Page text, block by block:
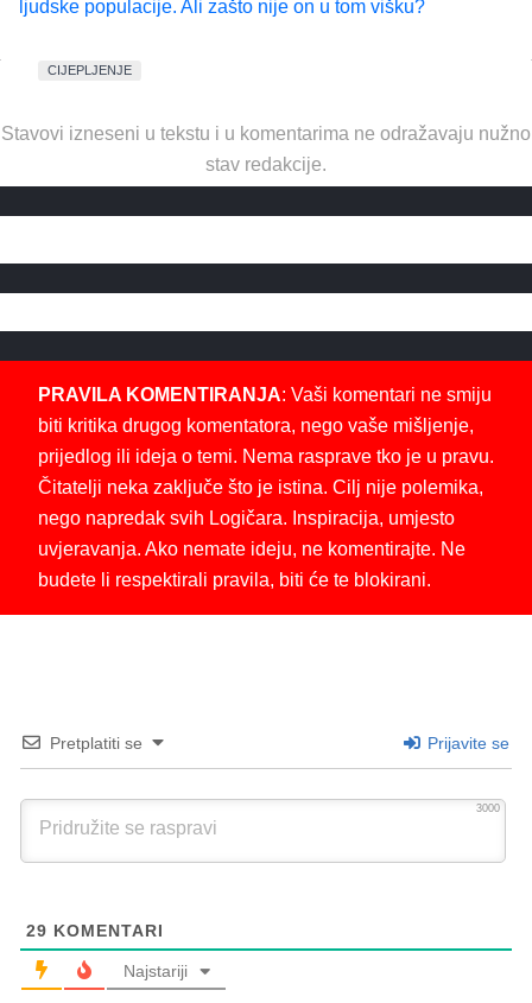
ljudske populacije. Ali zašto nije on u tom višku?
CIJEPLJENJE
Stavovi izneseni u tekstu i u komentarima ne odražavaju nužno
stav redakcije.
PRAVILA KOMENTIRANJA: Vaši komentari ne smiju
biti kritika drugog komentatora, nego vaše mišljenje,
prijedlog ili ideja o temi. Nema rasprave tko je u pravu.
Čitatelji neka zaključe što je istina. Cilj nije polemika,
nego napredak svih Logičara. Inspiracija, umjesto
uvjeravanja. Ako nemate ideju, ne komentirajte. Ne
budete li respektirali pravila, biti će te blokirani.
Pretplatiti se Prijavite se
3000
29 KOMENTARI
Najstariji